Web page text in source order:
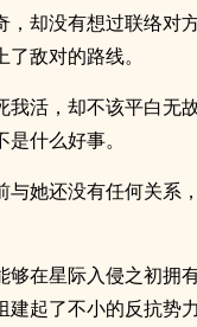
，却没有想过联络对
敌对的路线。
我活，却不该平白无
什么好事。
与她还没有任何关系
够在星际入侵之初拥
建起了不小的反抗势